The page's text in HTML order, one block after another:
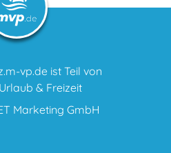
vp.de ist Teil von
& Freizeit
Marketing GmbH